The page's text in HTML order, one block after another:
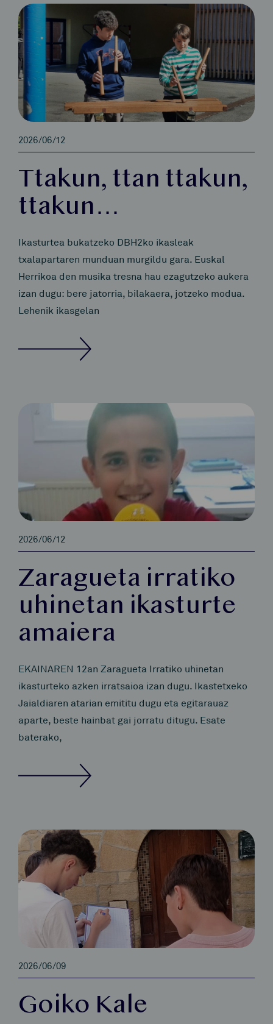
2026/06/12
Ttakun, ttan ttakun,
ttakun…
Ikasturtea bukatzeko DBH2ko ikasleak
txalapartaren munduan murgildu gara. Euskal
Herrikoa den musika tresna hau ezagutzeko aukera
izan dugu: bere jatorria, bilakaera, jotzeko modua.
Lehenik ikasgelan
2026/06/12
Zaragueta irratiko
uhinetan ikasturte
amaiera
EKAINAREN 12an Zaragueta Irratiko uhinetan
ikasturteko azken irratsaioa izan dugu. Ikastetxeko
Jaialdiaren atarian emititu dugu eta egitarauaz
aparte, beste hainbat gai jorratu ditugu. Esate
baterako,
2026/06/09
Goiko Kale